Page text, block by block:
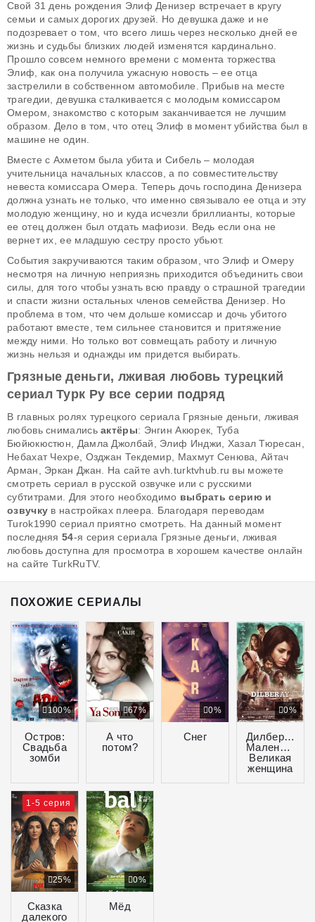
Свой 31 день рождения Элиф Денизер встречает в кругу
семьи и самых дорогих друзей. Но девушка даже и не
подозревает о том, что всего лишь через несколько дней ее
жизнь и судьбы близких людей изменятся кардинально.
Прошло совсем немного времени с момента торжества
Элиф, как она получила ужасную новость – ее отца
застрелили в собственном автомобиле. Прибыв на месте
трагедии, девушка сталкивается с молодым комиссаром
Омером, знакомство с которым заканчивается не лучшим
образом. Дело в том, что отец Элиф в момент убийства был в
машине не один.
Вместе с Ахметом была убита и Сибель – молодая
учительница начальных классов, а по совместительству
невеста комиссара Омера. Теперь дочь господина Денизера
должна узнать не только, что именно связывало ее отца и эту
молодую женщину, но и куда исчезли бриллианты, которые
ее отец должен был отдать мафиози. Ведь если она не
вернет их, ее младшую сестру просто убьют.
События закручиваются таким образом, что Элиф и Омеру
несмотря на личную неприязнь приходится объединить свои
силы, для того чтобы узнать всю правду о страшной трагедии
и спасти жизни остальных членов семейства Денизер. Но
проблема в том, что чем дольше комиссар и дочь убитого
работают вместе, тем сильнее становится и притяжение
между ними. Но только вот совмещать работу и личную
жизнь нельзя и однажды им придется выбирать.
Грязные деньги, лживая любовь турецкий
сериал Турк Ру все серии подряд
В главных ролях турецкого сериала Грязные деньги, лживая
любовь снималисьактёры: Энгин Акюрек, Туба
Бюйюкюстюн, Дамла Джолбай, Элиф Инджи, Хазал Тюресан,
Небахат Чехре, Озджан Текдемир, Махмут Сенюва, Айтач
Арман, Эркан Джан. На сайте avh.turktvhub.ru вы можете
смотреть сериал в русской озвучке или с русскими
субтитрами. Для этого необходимо выбрать серию и
озвучку в настройках плеера. Благодаря переводам
Turok1990 сериал приятно смотреть. На данный момент
последняя54-я серия сериала Грязные деньги, лживая
любовь доступна для просмотра в хорошем качестве онлайн
на сайте TurkRuTV.
ПОХОЖИЕ СЕРИАЛЫ
Остров:
Свадьба
зомби
100%
А что
потом?
67%
Снег
0%
Дилберай
Маленькая
Великая
женщина
0%
Сказка
далекого
25%
1-5 серия
Мёд
0%